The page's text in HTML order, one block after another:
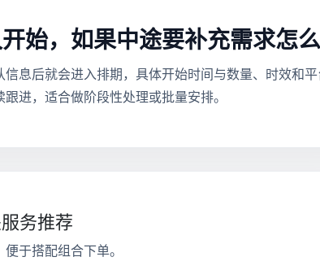
始，如果中途要补充需求怎么
信息后就会进入排期，具体开始时间与数量、时效和
进，适合做阶段性处理或批量安排。
务推荐
于搭配组合下单。